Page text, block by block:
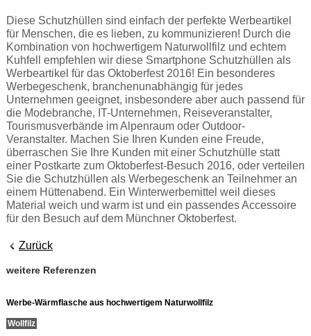
Diese Schutzhüllen sind einfach der perfekte Werbeartikel
für Menschen, die es lieben, zu kommunizieren! Durch die
Kombination von hochwertigem Naturwollfilz und echtem
Kuhfell empfehlen wir diese Smartphone Schutzhüllen als
Werbeartikel für das Oktoberfest 2016! Ein besonderes
Werbegeschenk, branchenunabhängig für jedes
Unternehmen geeignet, insbesondere aber auch passend für
die Modebranche, IT-Unternehmen, Reiseveranstalter,
Tourismusverbände im Alpenraum oder Outdoor-
Veranstalter. Machen Sie Ihren Kunden eine Freude,
überraschen Sie Ihre Kunden mit einer Schutzhülle statt
einer Postkarte zum Oktoberfest-Besuch 2016, oder verteilen
Sie die Schutzhüllen als Werbegeschenk an Teilnehmer an
einem Hüttenabend. Ein Winterwerbemittel weil dieses
Material weich und warm ist und ein passendes Accessoire
für den Besuch auf dem Münchner Oktoberfest.
Zurück
weitere Referenzen
Werbe-Wärmflasche aus hochwertigem Naturwollfilz
Wollfilz